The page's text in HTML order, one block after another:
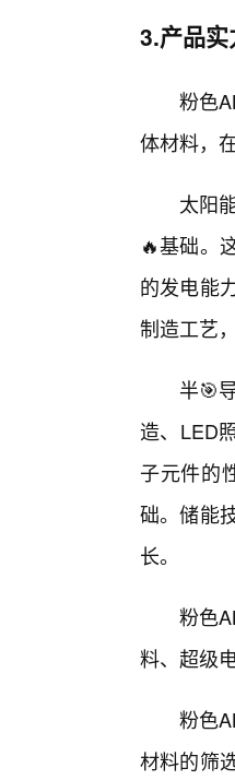
3.产品
粉色
体材料，
太阳
🔥基础。
的发电能
制造工艺
半🎯
造、LED
子元件的
础。储能
长。
粉色
料、超级
粉色
材料的筛